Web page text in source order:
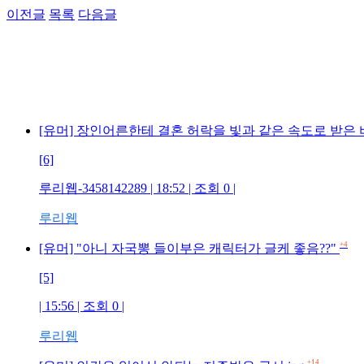
이전글 목록 다음글
[유머] 장인어른한테 결혼 허락을 빛과 같은 속도로 받은
[6]
루리웹-3458142289 | 18:52 | 조회 0 |
루리웹
[유머] "아니 자국뽕 들이부은 캐릭터가 글케 좋음??" +4
[5]
| 15:56 | 조회 0 |
루리웹